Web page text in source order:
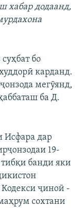
хабар додаанд,
бо
карданд.
мегӯянд,
ба Д.
Исфара дар
19-
банди яки
ҷиноӣ -
сохтани